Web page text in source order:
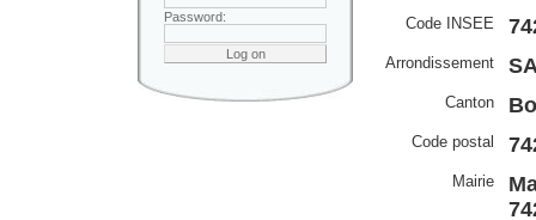
Password: Code INSEE
Arrondissement
Canton
Code postal
Mairie